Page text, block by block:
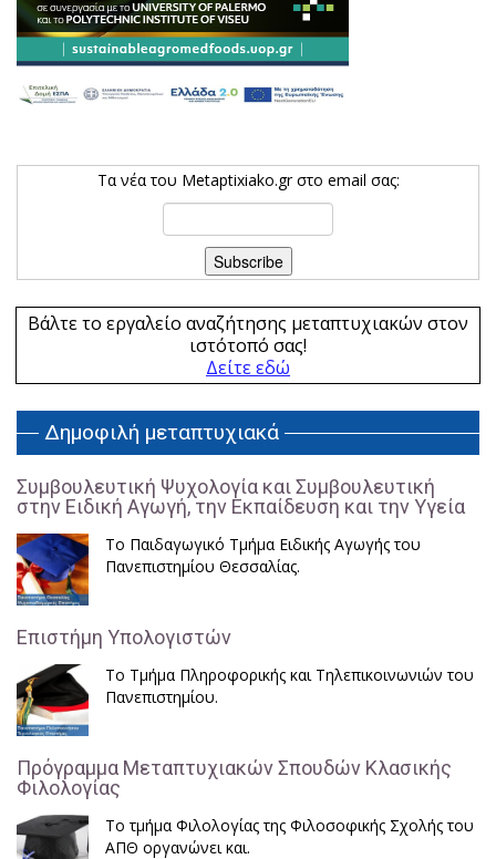
Τα νέα του Metaptixiako.gr στο email σας:
Βάλτε το εργαλείο αναζήτησης μεταπτυχιακών στον
ιστότοπό σας!
Δείτε εδώ
Δημοφιλή μεταπτυχιακά
Συμβουλευτική Ψυχολογία και Συμβουλευτική
στην Ειδική Αγωγή, την Εκπαίδευση και την Υγεία
Το Παιδαγωγικό Τμήμα Ειδικής Αγωγής του
Πανεπιστημίου Θεσσαλίας.
Επιστήμη Υπολογιστών
Το Τμήμα Πληροφορικής και Τηλεπικοινωνιών του
Πανεπιστημίου.
Πρόγραμμα Μεταπτυχιακών Σπουδών Κλασικής
Φιλολογίας
Το τμήμα Φιλολογίας της Φιλοσοφικής Σχολής του
ΑΠΘ οργανώνει και.